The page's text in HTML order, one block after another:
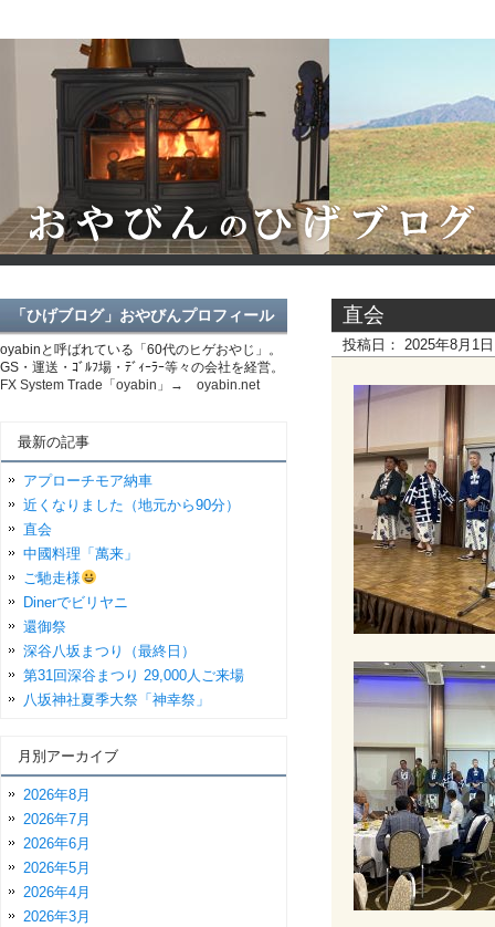
直会
投稿日： 2025年8月1
「ひげブログ」おやびんプロフィール
oyabinと呼ばれている「60代のヒゲおやじ」。
GS・運送・ｺﾞﾙﾌ場・ﾃﾞｨｰﾗｰ等々の会社を経営。
FX System Trade「oyabin」→ oyabin.net
最新の記事
アプローチモア納車
近くなりました（地元から90分）
直会
中國料理「萬来」
ご馳走様
Dinerでビリヤニ
還御祭
深谷八坂まつり（最終日）
第31回深谷まつり 29,000人ご来場
八坂神社夏季大祭「神幸祭」
月別アーカイブ
2026年8月
2026年7月
2026年6月
2026年5月
2026年4月
2026年3月